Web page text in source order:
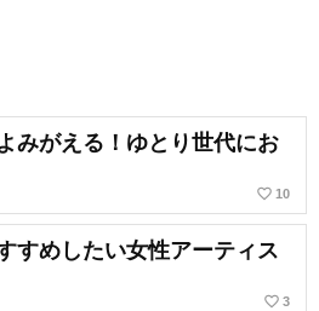
みがえる！ゆとり世代にお
favorite_border 10
すめしたい女性アーティス
favorite_border 3